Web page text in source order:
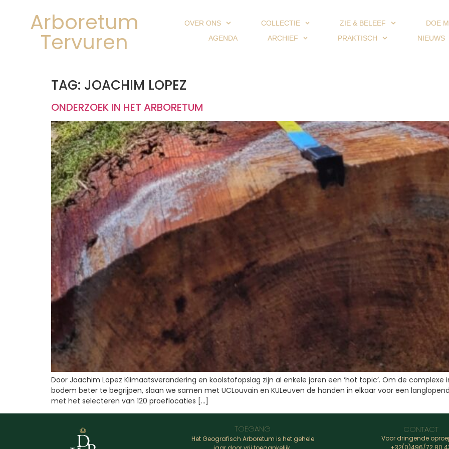
Arboretum
Tervuren
OVER ONS COLLECTIE ZIE & BELEEF
DOE
AGENDA
ARCHIEF PRAKTISCH NIEUWS
TAG: JOACHIM LOPEZ
ONDERZOEK IN HET ARBORETUM
Door Joachim Lopez Klimaatsverandering en koolstofopslag zijn al enkele jaren een ‘hot topic’. Om de
bodem beter te begrijpen, slaan we samen met UCLouvain en KULeuven de handen in elkaar voor een
met het selecteren van 120 proeflocaties […]
TOEGANG
Het Geografisch Arboretum is het gehele
CONTACT
Voor dringende